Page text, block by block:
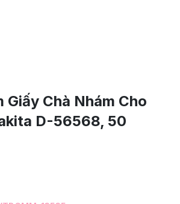
Chà Nhám Cho
D-56568, 50